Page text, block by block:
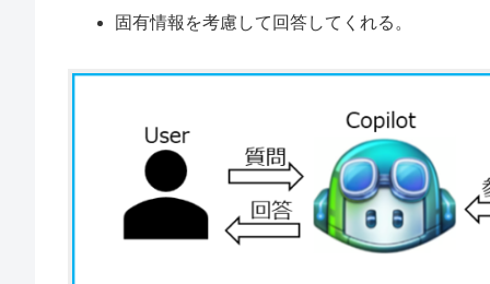
固有情報を考慮して回答してくれる。